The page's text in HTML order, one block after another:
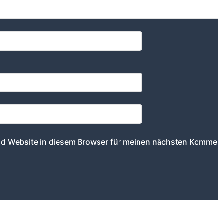
Website in diesem Browser für meinen nächsten